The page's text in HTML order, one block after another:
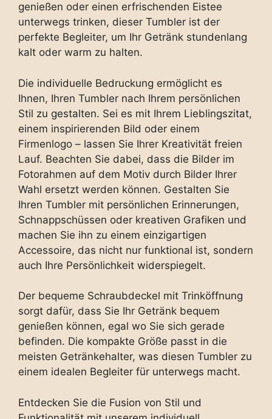
genießen oder einen erfrischenden Eistee
unterwegs trinken, dieser Tumbler ist der
perfekte Begleiter, um Ihr Getränk stundenlang
kalt oder warm zu halten.
Die individuelle Bedruckung ermöglicht es
Ihnen, Ihren Tumbler nach Ihrem persönlichen
Stil zu gestalten. Sei es mit Ihrem Lieblingszitat,
einem inspirierenden Bild oder einem
Firmenlogo – lassen Sie Ihrer Kreativität freien
Lauf. Beachten Sie dabei, dass die Bilder im
Fotorahmen auf dem Motiv durch Bilder Ihrer
Wahl ersetzt werden können. Gestalten Sie
Ihren Tumbler mit persönlichen Erinnerungen,
Schnappschüssen oder kreativen Grafiken und
machen Sie ihn zu einem einzigartigen
Accessoire, das nicht nur funktional ist, sondern
auch Ihre Persönlichkeit widerspiegelt.
Der bequeme Schraubdeckel mit Trinköffnung
sorgt dafür, dass Sie Ihr Getränk bequem
genießen können, egal wo Sie sich gerade
befinden. Die kompakte Größe passt in die
meisten Getränkehalter, was diesen Tumbler zu
einem idealen Begleiter für unterwegs macht.
Entdecken Sie die Fusion von Stil und